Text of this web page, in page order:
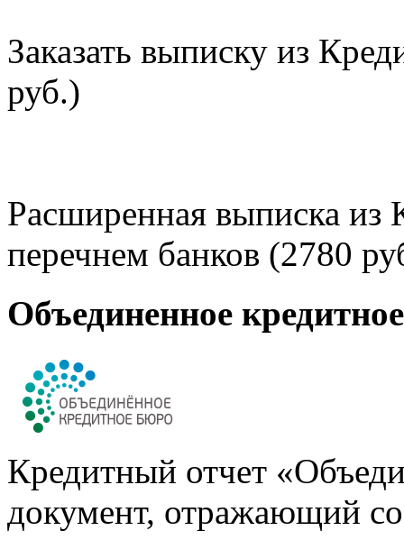
Заказать выписку из
руб.)
Расширенная выписка из
перечнем банков (2780
Объединенное
Кредитный отчет
документ, отражающий